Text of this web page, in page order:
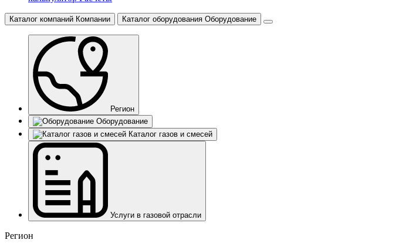
Каталог компаний Компании Каталог оборудования Оборудование
Регион
Оборудование
Каталог газов и смесей
Услуги в газовой отрасли
Регион